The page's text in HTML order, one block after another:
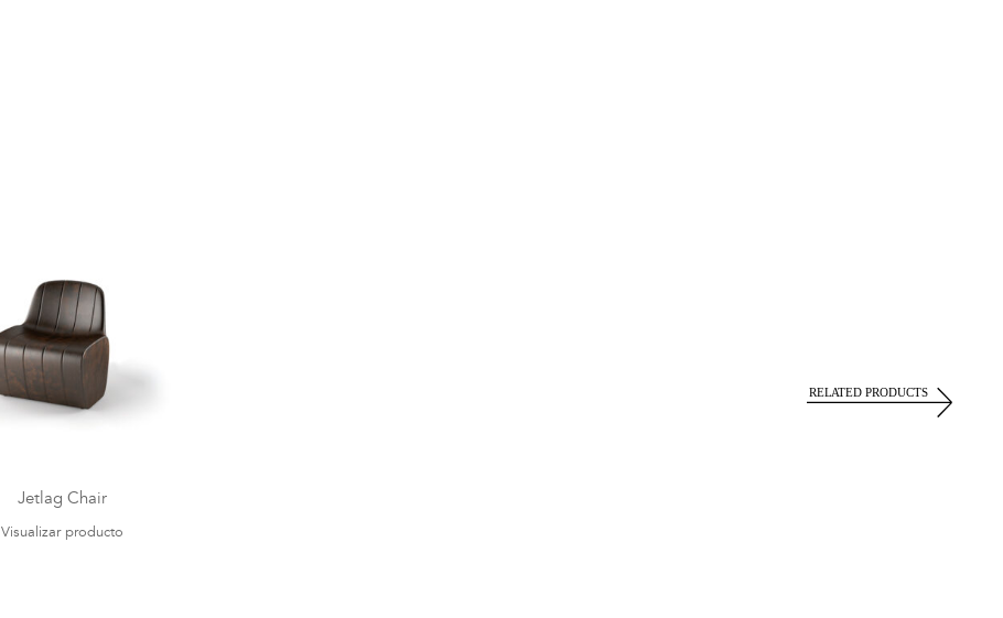
Jetlag Chair
Visualizar producto